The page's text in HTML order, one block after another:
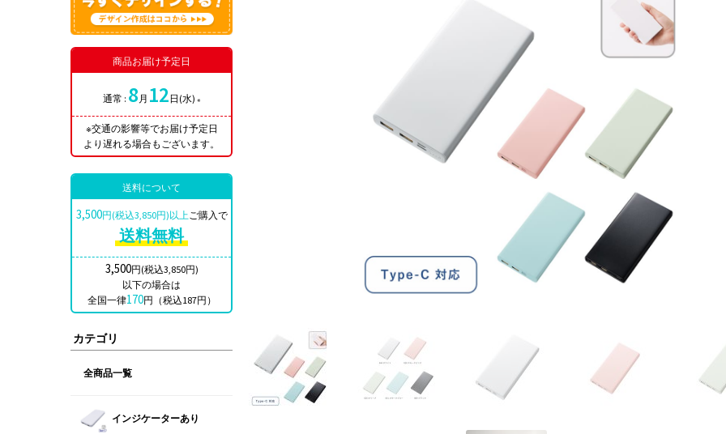
商品お届け予定日
通常 : 8 月 12 日(水) ※
※交通の影響等でお届け予定日
より遅れる場合もございます。
送料について
3,500円(税込3,850円)以上ご購入で
送料無料
3,500円(税込3,850円)
以下の場合は
全国一律170円（税込187円）
カテゴリ
全商品一覧
インジケーターあり